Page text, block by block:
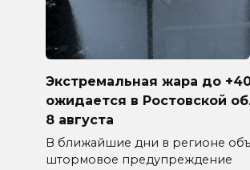
Экстремальная жара до
ожидается в Ростовской
8 августа
В ближайшие дни в регионе
штормовое предупреждение